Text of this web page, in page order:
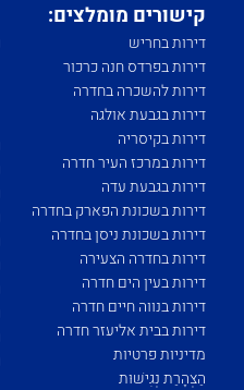
קישורים מומלצים:
דירות בחריש
דירות בפרדס חנה כרכור
דירות להשכרה בחדרה
דירות בגבעת אולגה
דירות בקיסריה
דירות במרכז העיר חדרה
דירות בגבעת עדה
דירות בשכונת הפארק בחדרה
דירות בשכונת ניסן בחדרה
דירות בחדרה הצעירה
דירות בעין הים חדרה
דירות בנווה חיים חדרה
דירות בבית אליעזר חדרה
מדיניות פרטיות
הַצְהָרַת נְגִישׁוּת